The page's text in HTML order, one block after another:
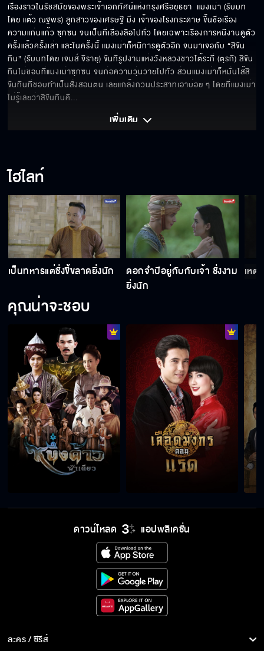
เรื่องราวในรัชสมัยของพระเจ้าเอกทัศน์แห่งกรุงศรีอยุธยา  แมงเม่า (รับบท
โดย แต้ว ณฐพร) ลูกสาวของเศรษฐี มิ่ง เจ้าของโรงกระดาษ ขึ้นชื่อเรื่อง
ความแก่นแก้ว ซุกซน จนเป็นที่เลื่องลือไปทั่ว โดยเฉพาะเรื่องการหนีงานดูตัว
ครั้งแล้วครั้งเล่า และในครั้งนี้ แมงเม่าก็หนีการดูตัวอีก จนมาเจอกับ “สิขัน
ทิน” (รับบทโดย เจมส์ จิรายุ) ขันทีรูปงามแห่งวังหลวงชาวโต้ระกี่ (ตุรกี) สิขัน
ทินไม่ชอบที่แมงเม่าซุกซน จนก่อความวุ่นวายไปทั่ว ส่วนแมงเม่าก็หมั่นไส้สิ
ขันทินที่ชอบทำเป็นสั่งสอนตน เลยแกล้งกวนประสาทเอาบ่อย ๆ โดยที่แมงเม่า
ไม่รู้เลยว่าสิขันทินคื...
เพิ่มเติม
ไฮไลท์
เป็นทหารแต่ชั่งขี้ขลาดยิ่งนัก
ดอกจำปีอยู่กับกับเจ้า ชั่งงาม
ยิ่งนัก
เหตุ
คุณน่าจะชอบ
ดาวน์โหลด แอปพลิเคชั่น
ละคร / ซีรีส์